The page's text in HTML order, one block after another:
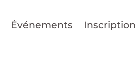
Événements Inscription